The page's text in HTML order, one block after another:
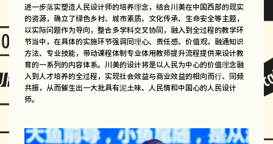
进一步落实塑造人民设计师的培养理念，结合川美在中国西部的现实
的资源，确立了绿色乡村、城市素质、文化传承、生命安全等主题，
以实际问题作为导向，整合多学科交叉协同，融入到全过程的教学环
节当中，在具体的实施环节强调同理心、责任感、价值观，融通知识
方法、专业技能，带动课程体制专业体用教师提升流程提供来设计教
育的一系列的内容体系。川美的设计将是以人民为中心的价值理念融
入到人才培养的全过程，实现社会效益与商业效益的相向而行、同频
共振，从而催生出一大批具有泥土味、人民情和中国心的人民设计
师。